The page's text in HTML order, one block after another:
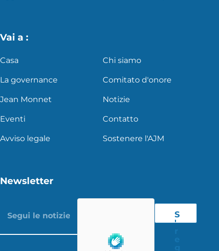
Vai a :
Casa Chi siamo
La governance Comitato d'onore
Jean Monnet Notizie
Eventi Contatto
Avviso legale Sostenere l'AJM
Newsletter
S
'